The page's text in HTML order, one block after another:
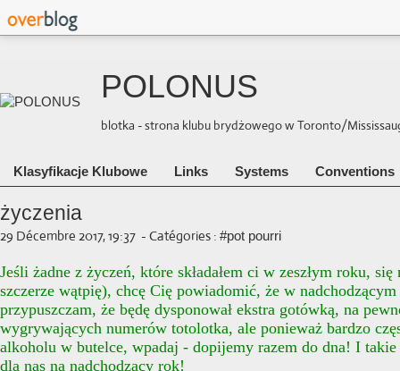
POLONUS
blotka - strona klubu brydżowego w Toronto/
Klasyfikacje Klubowe Links Systems Conventions
życzenia
29 Décembre 2017, 19:37 - Catégories : #pot pourri
Jeśli żadne z życzeń, które składałem ci w zeszłym roku, się
szczerze wątpię), chcę Cię powiadomić, że w
przypuszczam, że będę dysponował ekstra gotówką, na
wygrywających numerów totolotka, ale ponieważ bardzo
alkoholu w butelce, wpadaj - dopijemy razem do dna! I
dla nas na nadchodzący rok!